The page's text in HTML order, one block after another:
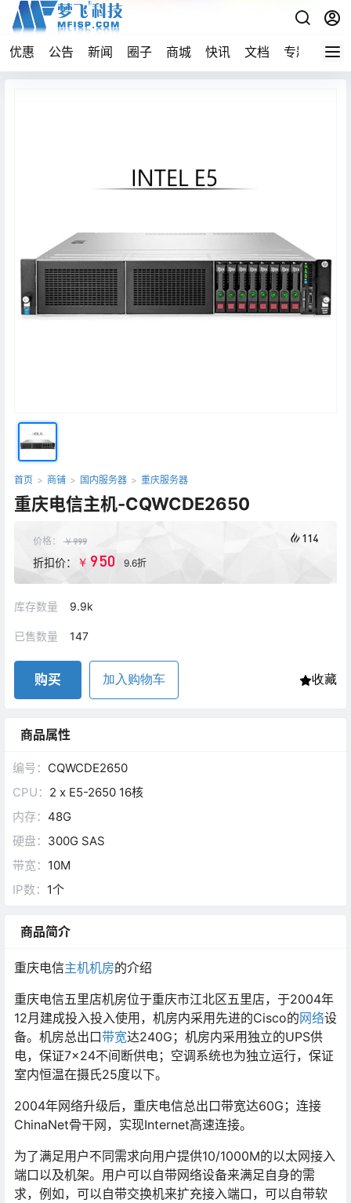
优惠 公告 新闻 圈子 商城 快讯 文档 专题 导航
首页 > 商铺 > 国内服务器 > 重庆服务器
重庆电信主机-CQWCDE2650
价格： ￥999
折扣价： ￥ 950 9.6折
114
库存数量 9.9k
已售数量 147
购买 加入购物车 收藏
商品属性
编号： CQWCDE2650
CPU： 2 x E5-2650 16核
内存： 48G
硬盘： 300G SAS
带宽： 10M
IP数： 1个
商品简介
重庆电信主机机房的介绍
重庆电信五里店机房位于重庆市江北区五里店，于2004年
12月建成投入投入使用，机房内采用先进的Cisco的网络设
备。机房总出口带宽达240G；机房内采用独立的UPS供
电，保证7×24不间断供电；空调系统也为独立运行，保证
室内恒温在摄氏25度以下。
2004年网络升级后，重庆电信总出口带宽达60G；连接
ChinaNet骨干网，实现Internet高速连接。
为了满足用户不同需求向用户提供10/1000M的以太网接入
端口以及机架。用户可以自带网络设备来满足自身的需
求，例如，可以自带交换机来扩充接入端口，可以自带软